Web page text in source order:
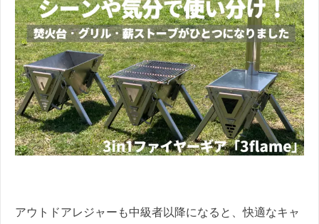
アウトドアレジャーも中級者以降になると、快適なキャ